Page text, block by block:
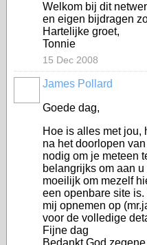
Welkom bij dit
en eigen bijdragen
Hartelijke groet,
Tonnie
15 Dec 2008
James Pollard
Goede dag,
Hoe is alles met jou,
na het doorlopen
nodig om je meteen
belangrijks om aan
moeilijk om mezelf
een openbare site
mij opnemen op
voor de volledige
Fijne dag
Bedankt God zegene.